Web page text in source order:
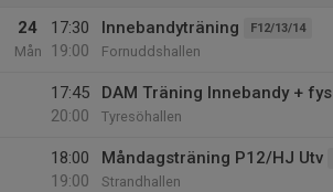
24
Mån
17:30
19:00
Innebandyträning F12/13/14
Fornuddshallen
17:45
20:00
DAM Träning Innebandy + fys
Tyresöhallen
18:00
19:00
Måndagsträning P12/HJ Utv
Strandhallen